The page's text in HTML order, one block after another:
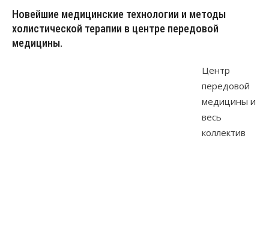
Новейшие медицинские технологии и методы
холистической терапии в центре передовой
медицины.
Центр
передовой
медицины и
весь
коллектив